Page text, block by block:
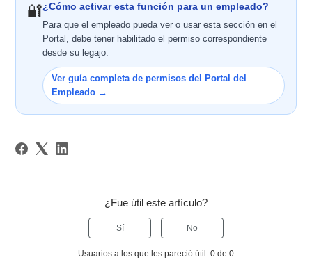
🔐¿Cómo activar esta función para un empleado?
Para que el empleado pueda ver o usar esta sección en el
Portal, debe tener habilitado el permiso correspondiente
desde su legajo.
Ver guía completa de permisos del Portal del
Empleado →
¿Fue útil este artículo?
Sí No
Usuarios a los que les pareció útil: 0 de 0